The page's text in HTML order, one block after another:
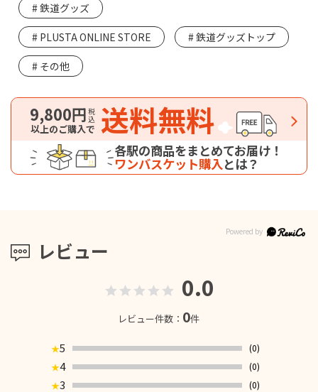
レビュー
0.0
レビュー件数： 0件
★5
(0)
★4
(0)
★3 (0)
鉄道グッズ
PLUSTA ONLINE STORE 鉄道グッズトップ
その他
9,800円税込
以上のご購入で 送料無料
各駅の商品をまとめてお届け！
ワンバスケット購入とは？